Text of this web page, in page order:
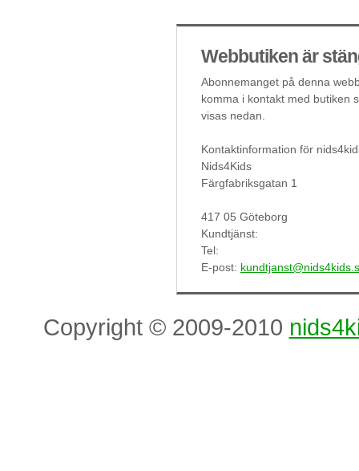
Webbutiken är
Abonnemanget på denna
komma i kontakt med butiken
visas nedan.
Kontaktinformation för
Nids4Kids
Färgfabriksgatan 1
417 05 Göteborg
Kundtjänst:
Tel:
E-post:
Copyright © 2009-2010